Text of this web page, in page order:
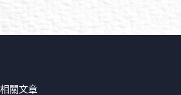
相關文章